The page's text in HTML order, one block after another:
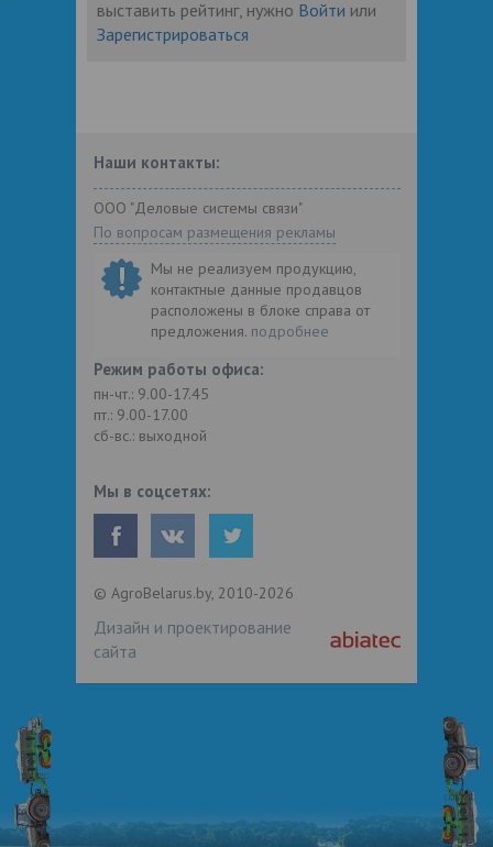
выставить рейтинг, нужно Войти или
Зарегистрироваться
Наши контакты:
ООО "Деловые системы связи"
По вопросам размещения рекламы
Мы не реализуем продукцию,
контактные данные продавцов
расположены в блоке справа от
предложения. подробнее
Режим работы офиса:
пн-чт.: 9.00-17.45
пт.: 9.00-17.00
сб-вс.: выходной
Мы в соцсетях:
© AgroBelarus.by, 2010-2026
Дизайн и проектирование
сайта